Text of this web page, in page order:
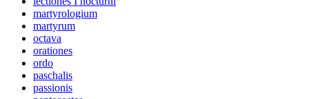
martyrologium
martyrum
octava
orationes
ordo
paschalis
passionis